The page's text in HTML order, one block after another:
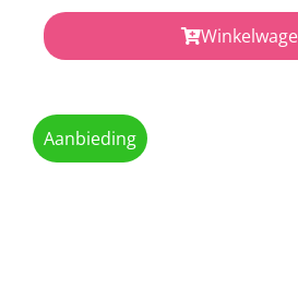
Aanbieding